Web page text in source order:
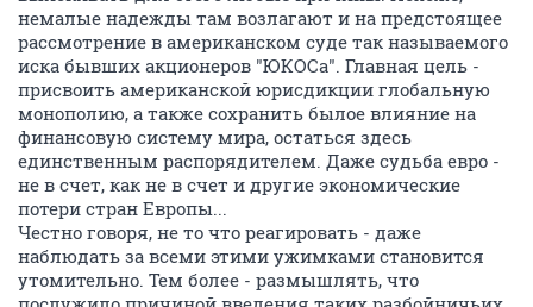
немалые надежды там возлагают и на предстоящее
рассмотрение в американском суде так называемого
иска бывших акционеров "ЮКОСа". Главная цель -
присвоить американской юрисдикции глобальную
монополию, а также сохранить былое влияние на
финансовую систему мира, остаться здесь
единственным распорядителем. Даже судьба евро -
не в счет, как не в счет и другие экономические
потери стран Европы...
Честно говоря, не то что реагировать - даже
наблюдать за всеми этими ужимками становится
утомительно. Тем более - размышлять, что